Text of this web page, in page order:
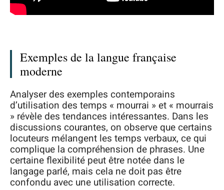
Exemples de la langue française
moderne
Analyser des exemples contemporains
d’utilisation des temps « mourrai » et « mourrais
» révèle des tendances intéressantes. Dans les
discussions courantes, on observe que certains
locuteurs mélangent les temps verbaux, ce qui
complique la compréhension de phrases. Une
certaine flexibilité peut être notée dans le
langage parlé, mais cela ne doit pas être
confondu avec une utilisation correcte.